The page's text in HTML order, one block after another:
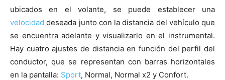
ubicados en el volante, se puede establecer una
velocidad deseada junto con la distancia del vehículo que
se encuentra adelante y visualizarlo en el instrumental.
Hay cuatro ajustes de distancia en función del perfil del
conductor, que se representan con barras horizontales
en la pantalla: Sport, Normal, Normal x2 y Confort.